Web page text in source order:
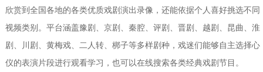
欣赏到全国各地的各类优质戏剧演出录像，还能依据个人喜好挑选不同
视频类别。平台涵盖豫剧、京剧、秦腔、评剧、晋剧、越剧、昆曲、淮
剧、川剧、黄梅戏、二人转、梆子等多样剧种，戏迷们能够自主选择心
仪的表演片段进行观看学习，也可以在线搜索各类经典戏剧节目。